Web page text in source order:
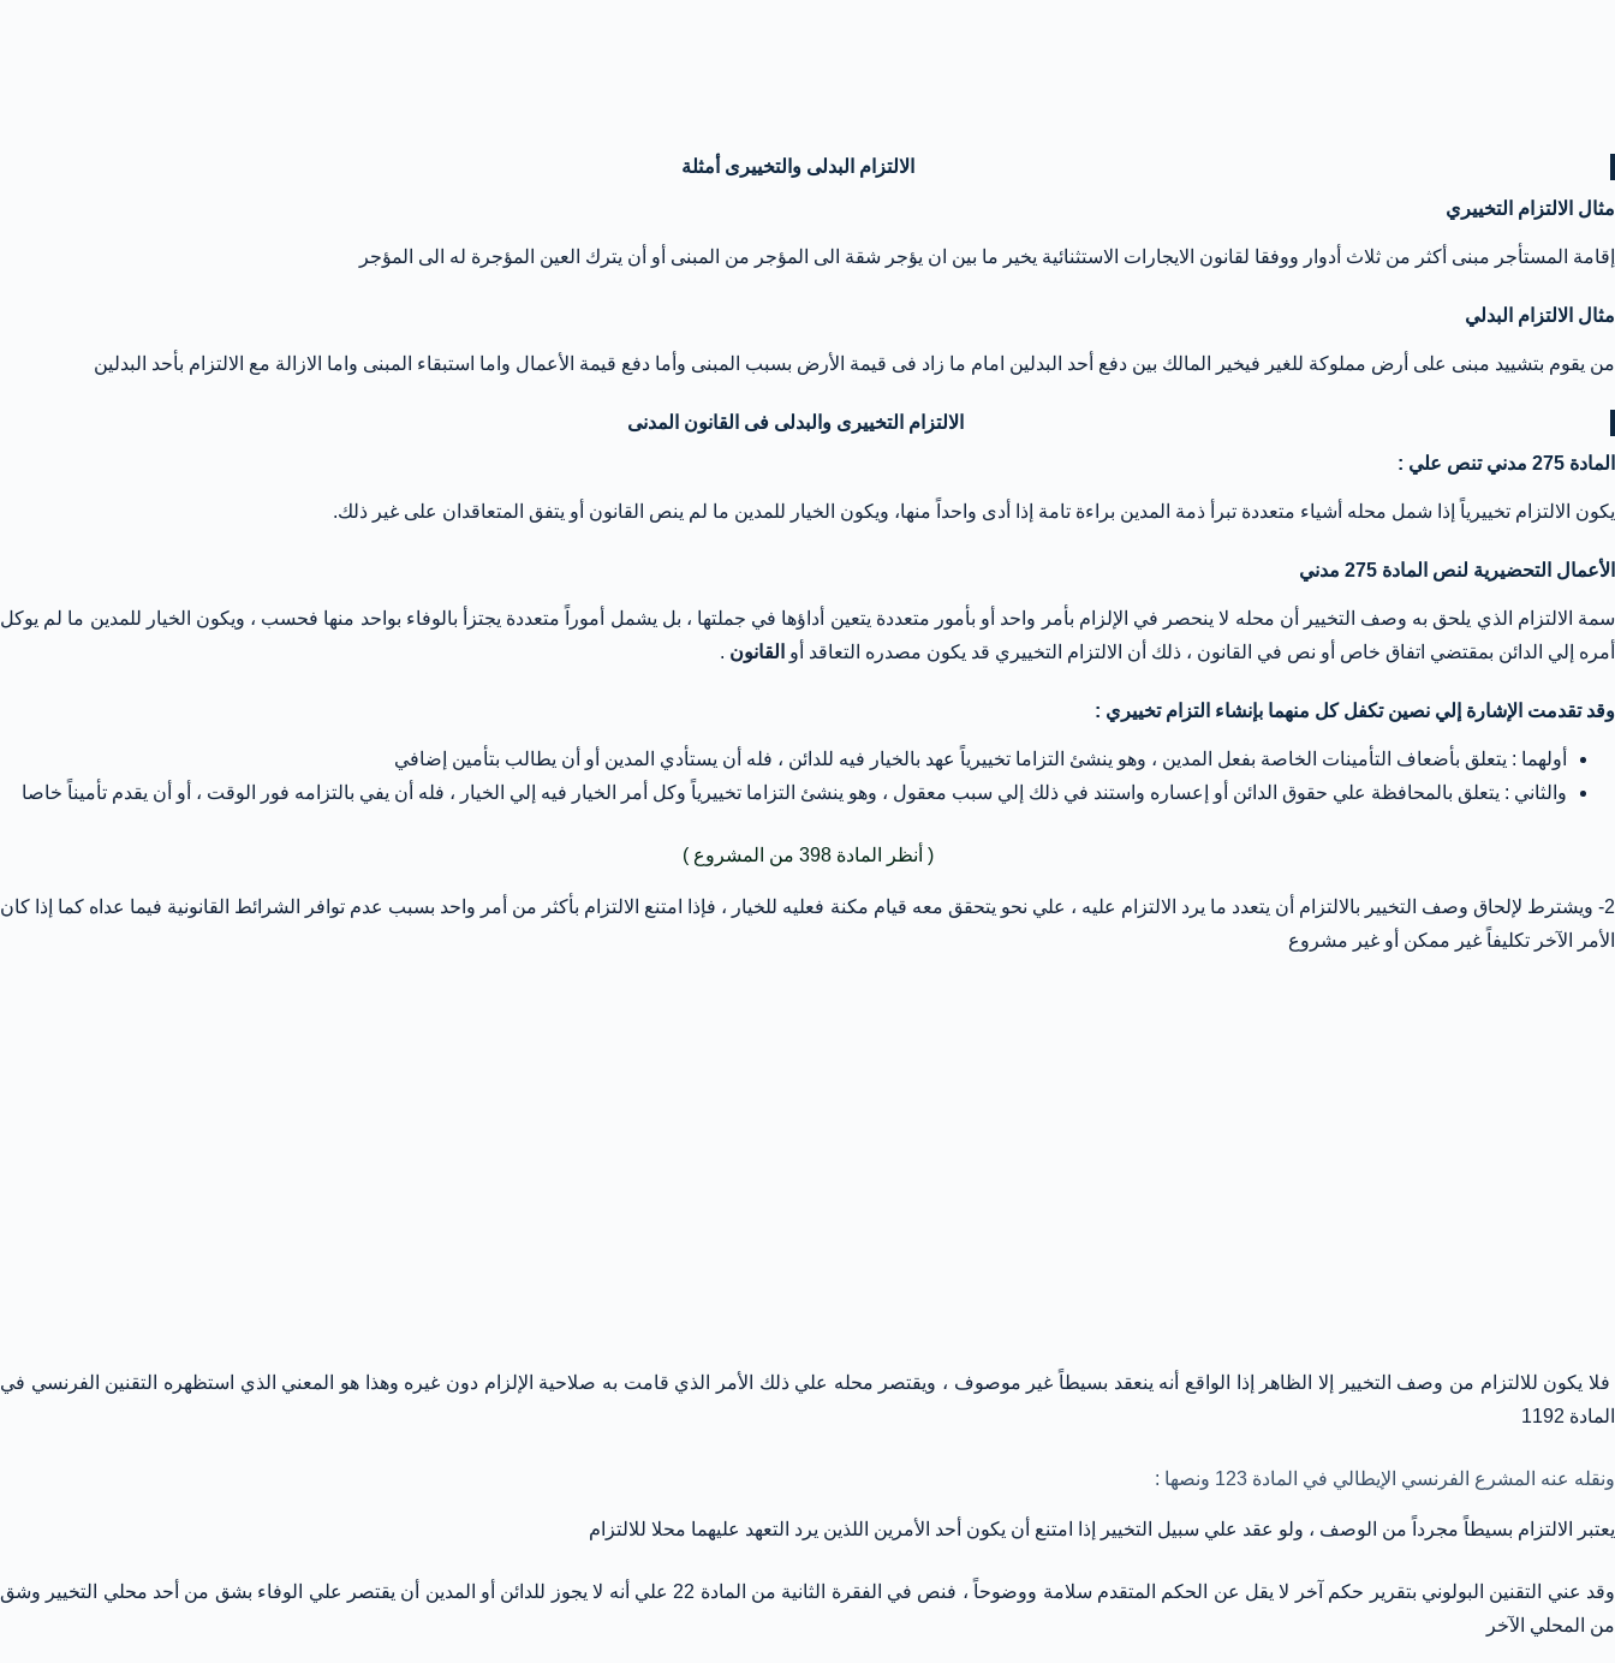
الالتزام البدلى والتخييرى أمثلة
مثال الالتزام التخييري
إقامة المستأجر مبنى أكثر من ثلاث أدوار ووفقا لقانون الايجارات الاستثنائية يخير ما بين ان يؤجر شقة الى المؤجر من المبنى أو أن يترك العين المؤجرة له الى المؤجر
مثال الالتزام البدلي
من يقوم بتشييد مبنى على أرض مملوكة للغير فيخير المالك بين دفع أحد البدلين امام ما زاد فى قيمة الأرض بسبب المبنى وأما دفع قيمة الأعمال واما استبقاء المبنى واما الازالة مع الالتزام بأحد البدلين
الالتزام التخييرى والبدلى فى القانون المدنى
المادة 275 مدني تنص علي :
يكون الالتزام تخييرياً إذا شمل محله أشياء متعددة تبرأ ذمة المدين براءة تامة إذا أدى واحداً منها، ويكون الخيار للمدين ما لم ينص القانون أو يتفق المتعاقدان على غير ذلك.
الأعمال التحضيرية لنص المادة 275 مدني
سمة الالتزام الذي يلحق به وصف التخيير أن محله لا ينحصر في الإلزام بأمر واحد أو بأمور متعددة يتعين أداؤها في جملتها ، بل يشمل أموراً متعددة يجتزأ بالوفاء بواحد منها فحسب ، ويكون الخيار للمدين ما لم يوكل
أمره إلي الدائن بمقتضي اتفاق خاص أو نص في القانون ، ذلك أن الالتزام التخييري قد يكون مصدره التعاقد أو القانون .
وقد تقدمت الإشارة إلي نصين تكفل كل منهما بإنشاء التزام تخييري :
أولهما : يتعلق بأضعاف التأمينات الخاصة بفعل المدين ، وهو ينشئ التزاما تخييرياً عهد بالخيار فيه للدائن ، فله أن يستأدي المدين أو أن يطالب بتأمين إضافي
والثاني : يتعلق بالمحافظة علي حقوق الدائن أو إعساره واستند في ذلك إلي سبب معقول ، وهو ينشئ التزاما تخييرياً وكل أمر الخيار فيه إلي الخيار ، فله أن يفي بالتزامه فور الوقت ، أو أن يقدم تأميناً خاصا
( أنظر المادة 398 من المشروع )
2- ويشترط لإلحاق وصف التخيير بالالتزام أن يتعدد ما يرد الالتزام عليه ، علي نحو يتحقق معه قيام مكنة فعليه للخيار ، فإذا امتنع الالتزام بأكثر من أمر واحد بسبب عدم توافر الشرائط القانونية فيما عداه كما إذا كان
الأمر الآخر تكليفاً غير ممكن أو غير مشروع
فلا يكون للالتزام من وصف التخيير إلا الظاهر إذا الواقع أنه ينعقد بسيطاً غير موصوف ، ويقتصر محله علي ذلك الأمر الذي قامت به صلاحية الإلزام دون غيره وهذا هو المعني الذي استظهره التقنين الفرنسي في
المادة 1192
ونقله عنه المشرع الفرنسي الإيطالي في المادة 123 ونصها :
يعتبر الالتزام بسيطاً مجرداً من الوصف ، ولو عقد علي سبيل التخيير إذا امتنع أن يكون أحد الأمرين اللذين يرد التعهد عليهما محلا للالتزام
وقد عني التقنين البولوني بتقرير حكم آخر لا يقل عن الحكم المتقدم سلامة ووضوحاً ، فنص في الفقرة الثانية من المادة 22 علي أنه لا يجوز للدائن أو المدين أن يقتصر علي الوفاء بشق من أحد محلي التخيير وشق
من المحلي الآخر